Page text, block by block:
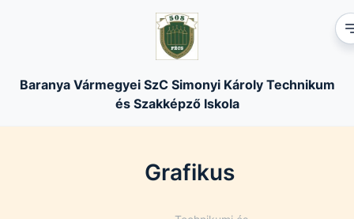
Baranya Vármegyei SzC Simonyi Károly Technikum
és Szakképző Iskola
Grafikus